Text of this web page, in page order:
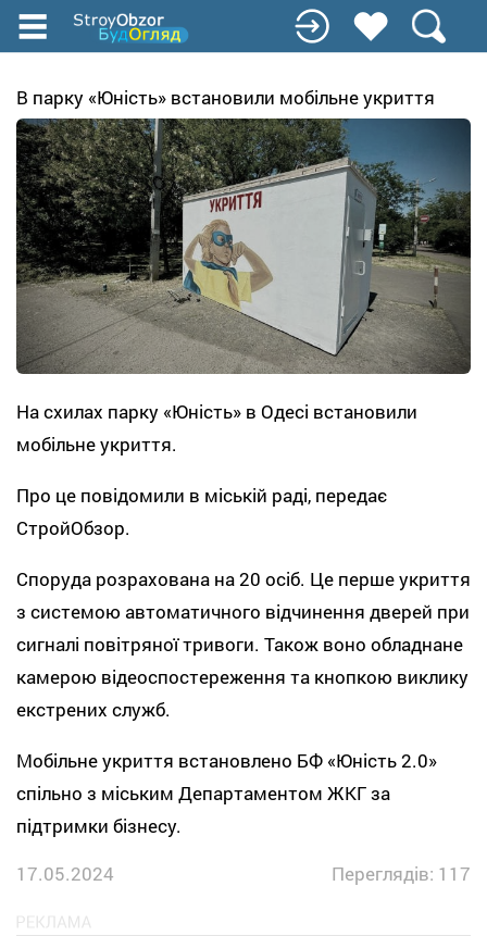
Перейти
до
вмісту
В парку «Юність» встановили мобільне укриття
На схилах парку «Юність» в Одесі встановили
мобільне укриття.
Про це повідомили в міській раді, передає
СтройОбзор.
Споруда розрахована на 20 осіб. Це перше укриття
з системою автоматичного відчинення дверей при
сигналі повітряної тривоги. Також воно обладнане
камерою відеоспостереження та кнопкою виклику
екстрених служб.
Мобільне укриття встановлено БФ «Юність 2.0»
спільно з міським Департаментом ЖКГ за
підтримки бізнесу.
17.05.2024
Переглядів: 117